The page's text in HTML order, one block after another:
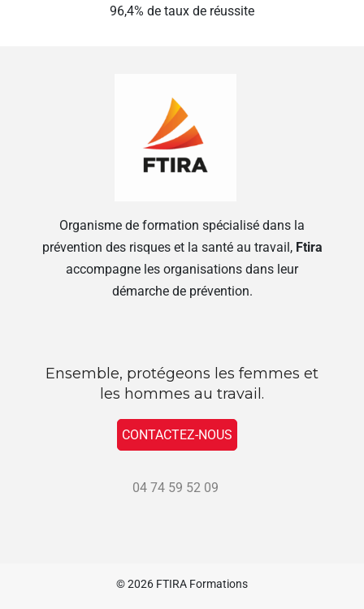
96,4% de taux de réussite
Organisme de formation spécialisé dans la
prévention des risques et la santé au travail, Ftira
accompagne les organisations dans leur
démarche de prévention.
Ensemble, protégeons les femmes et
les hommes au travail.
CONTACTEZ-NOUS
04 74 59 52 09
© 2026 FTIRA Formations